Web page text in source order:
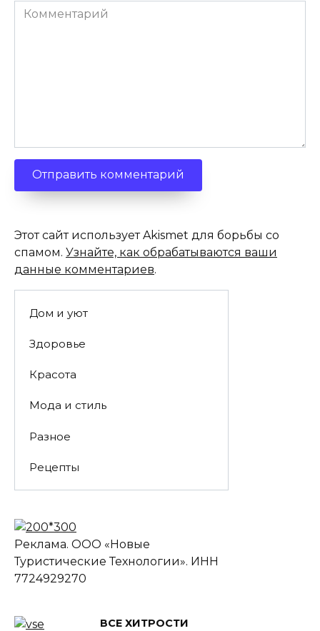
Комментарий
Этот сайт использует Akismet для борьбы со
спамом. Узнайте, как обрабатываются ваши
данные комментариев.
Дом и уют
Здоровье
Красота
Мода и стиль
Разное
Рецепты
Реклама. ООО «Новые
Туристические Технологии». ИНН
7724929270
ВСЕ ХИТРОСТИ